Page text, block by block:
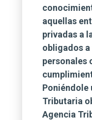
aquellas
privadas a
obligados
personales
Poniéndole
Tributaria
Agencia